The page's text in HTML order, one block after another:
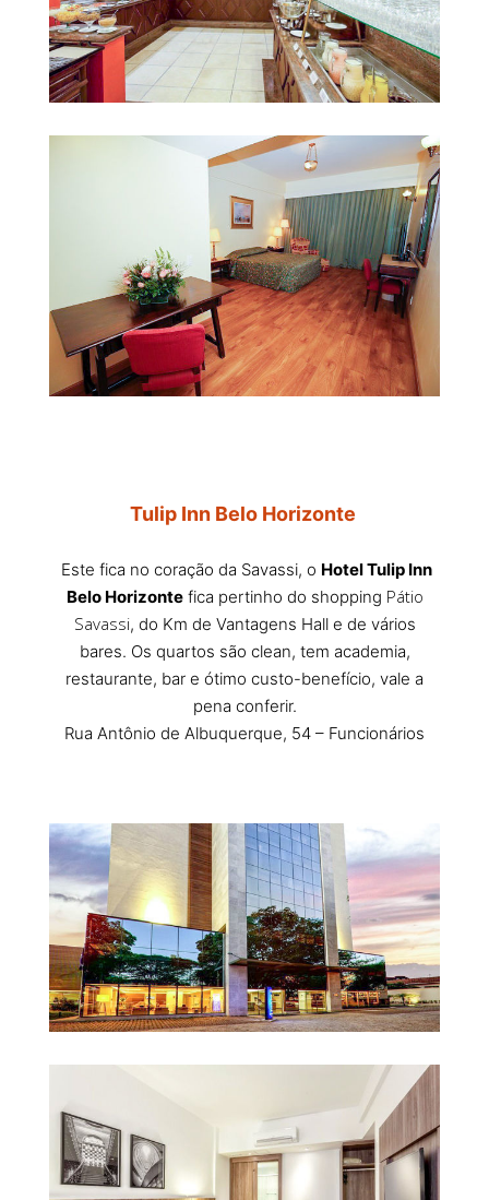
Tulip Inn Belo Horizonte
Este fica no coração da Savassi, o Hotel Tulip Inn
Belo Horizontefica pertinho do shopping Pátio
Savassi, do Km de Vantagens Hall e de vários
bares. Os quartos são clean, tem academia,
restaurante, bar e ótimo custo-benefício, vale a
pena conferir.
Rua Antônio de Albuquerque, 54 – Funcionários